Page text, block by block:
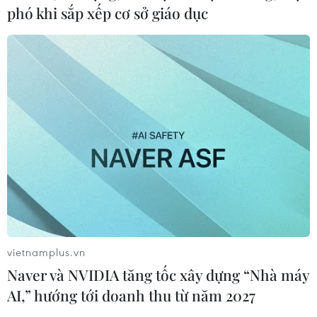
07/08/2026 12:30
Bảo mẫu tại cơ sở mầm non thừa
nhận hành vi bạo hành hai trẻ
07/08/2026 12:27
Bảo đảm chính xác, công khai điểm
chuẩn tuyển sinh các trường quân
đội
07/08/2026 12:26
Phát hiện đối tượng tàng trữ trái
phép vũ khí quân dụng
07/08/2026 12:25
phó khi sắp xếp cơ sở giáo dục
vietnamplus.vn
Naver và NVIDIA tăng tốc xây dựng “Nhà máy
AI,” hướng tới doanh thu từ năm 2027